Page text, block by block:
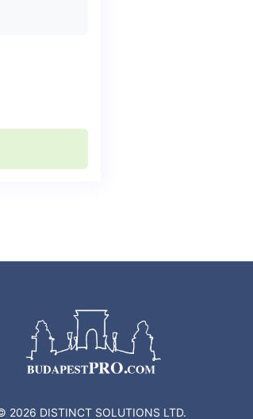
2026 DISTINCT SOLUTIONS LTD.